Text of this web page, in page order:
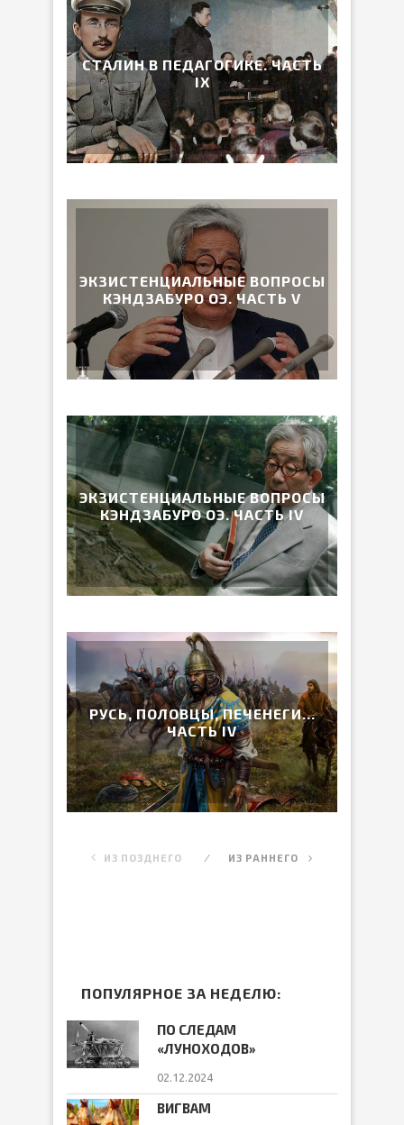
СТАЛИН В ПЕДАГОГИКЕ. ЧАСТЬ
IX
ЭКЗИСТЕНЦИАЛЬНЫЕ ВОПРОСЫ
КЭНДЗАБУРО ОЭ. ЧАСТЬ V
ЭКЗИСТЕНЦИАЛЬНЫЕ ВОПРОСЫ
КЭНДЗАБУРО ОЭ. ЧАСТЬ IV
РУСЬ, ПОЛОВЦЫ, ПЕЧЕНЕГИ…
ЧАСТЬ IV
ИЗ ПОЗДНЕГО ИЗ РАННЕГО
ПОПУЛЯРНОЕ ЗА НЕДЕЛЮ:
ПО СЛЕДАМ
«ЛУНОХОДОВ»
02.12.2024
ВИГВАМ